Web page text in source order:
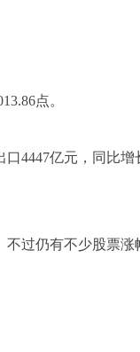
点。
4447亿元，同比增
过仍有不少股票涨